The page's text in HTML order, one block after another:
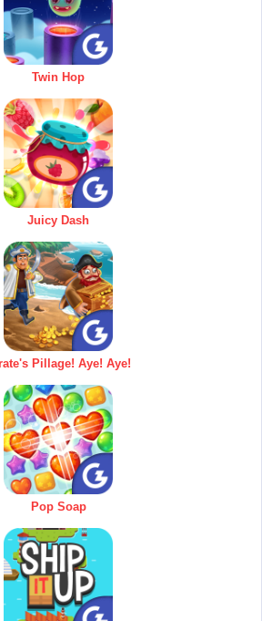
Twin Hop
Juicy Dash
Pillage! Aye! Aye!
Pop Soap